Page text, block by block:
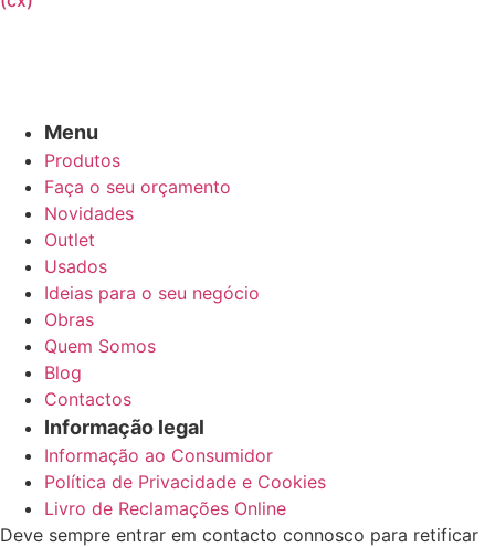
Menu
Produtos
Faça o seu orçamento
Novidades
Outlet
Usados
Ideias para o seu negócio
Obras
Quem Somos
Blog
Contactos
Informação legal
Informação ao Consumidor
Política de Privacidade e Cookies
Livro de Reclamações Online
Deve sempre entrar em contacto connosco para retificar